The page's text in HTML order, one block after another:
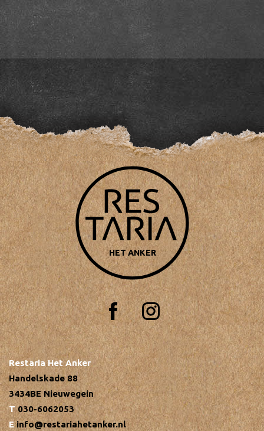
HET ANKER
Restaria Het Anker
Handelskade 88
3434BE Nieuwegein
030-6062053
info@restariahetanker.nl